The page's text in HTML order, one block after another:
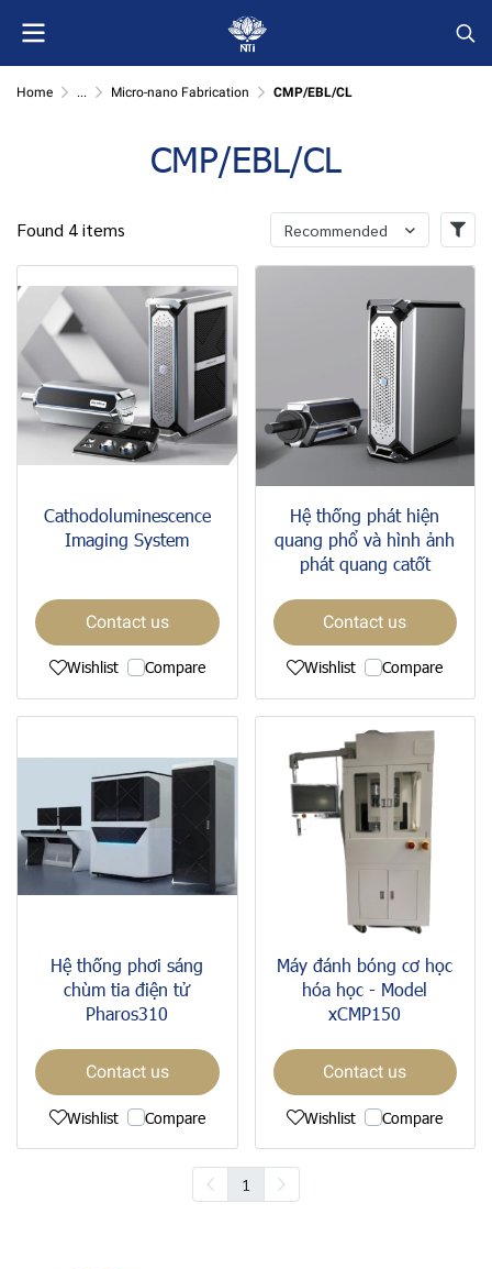
Home ... Micro-nano Fabrication CMP/EBL/CL
CMP/EBL/CL
Found 4 items Recommended
Cathodoluminescence
Imaging System
Contact us
Wishlist Compare
Hệ thống phát hiện
quang phổ và hình ảnh
phát quang catốt
Contact us
Wishlist Compare
Hệ thống phơi sáng
chùm tia điện tử
Pharos310
Contact us
Wishlist Compare
Máy đánh bóng cơ học
hóa học - Model
xCMP150
Contact us
Wishlist Compare
1